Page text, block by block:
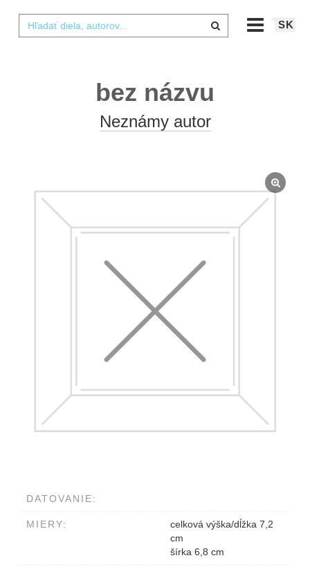
SK
bez názvu
Neznámy autor
DATOVANIE:
MIERY:
celková výška/dĺžka 7,2
cm
šírka 6,8 cm